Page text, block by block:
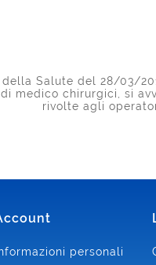
Salute del 28/03/
medico chirurgici, si
rivolte agli
personali